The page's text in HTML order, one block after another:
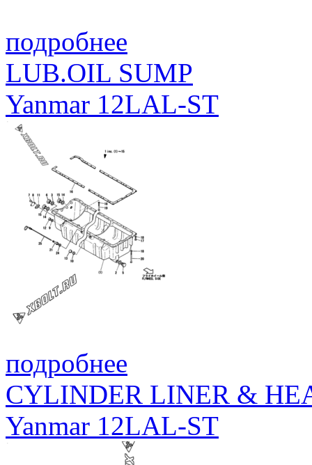
подробнее
LUB.OIL SUMP
Yanmar 12LAL-ST
подробнее
CYLINDER LINER &
Yanmar 12LAL-ST